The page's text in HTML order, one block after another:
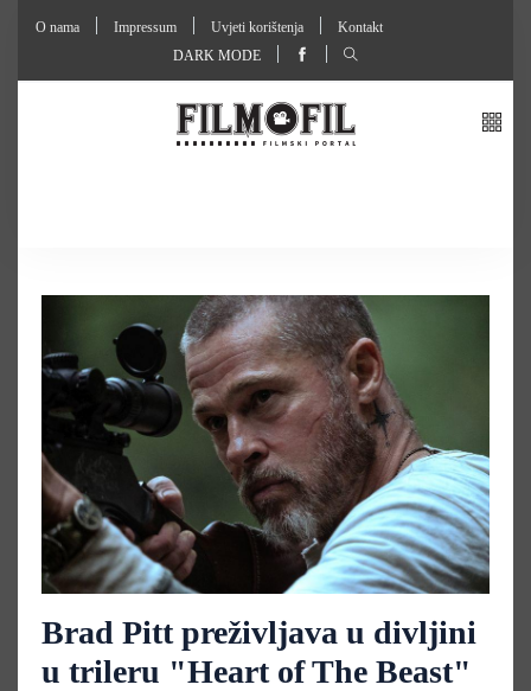
O nama Impressum Uvjeti korištenja
Kontakt
DARK MODE
Brad Pitt preživljava u divljini
u trileru "Heart of The Beast"